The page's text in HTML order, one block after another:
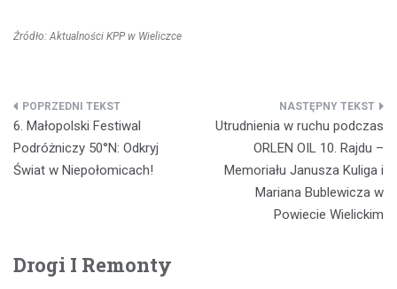
Źródło: Aktualności KPP w Wieliczce
Nawigacja
wpisu
6. Małopolski Festiwal
Podróżniczy 50°N: Odkryj
Świat w Niepołomicach!
Utrudnienia w ruchu podczas
ORLEN OIL 10. Rajdu –
Memoriału Janusza Kuliga i
Mariana Bublewicza w
Powiecie Wielickim
Drogi I Remonty